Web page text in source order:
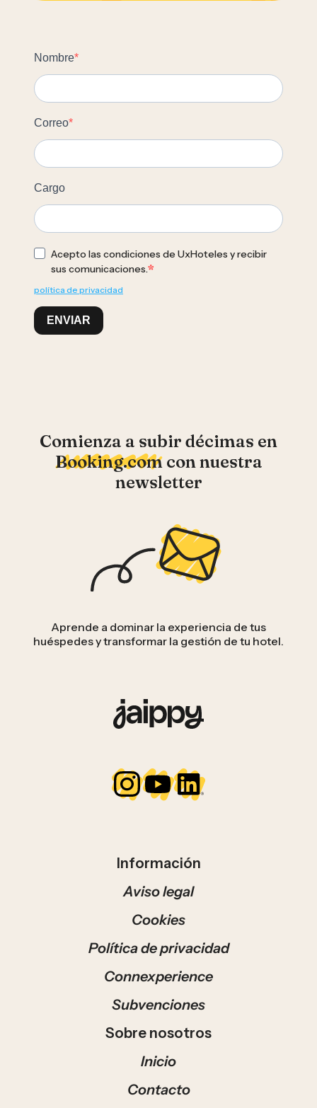
Comienza a subir décimas en
Booking.comcon nuestra
newsletter
Nombre
Correo
Cargo
Acepto las condiciones de UxHoteles y recibir
sus comunicaciones.
política de privacidad
ENVIAR
Aprende a dominar la experiencia de tus
huéspedes y transformar la gestión de tu hotel.
Información
Aviso legal
Cookies
Política de privacidad
Connexperience
Subvenciones
Sobre nosotros
Inicio
Contacto